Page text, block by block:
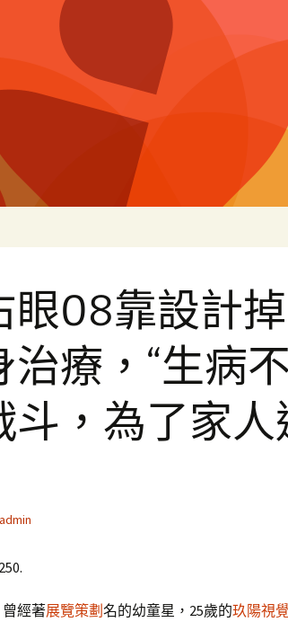
眼08靠設計掉
療，“生病
斗，為了家人
admin
曾經著展覽策劃 名的幼童星，25歲的玖陽視